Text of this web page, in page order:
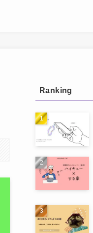
Ranking